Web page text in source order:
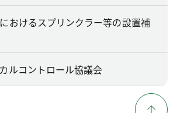
おけるスプリンクラー等の設置補
ルコントロール協議会